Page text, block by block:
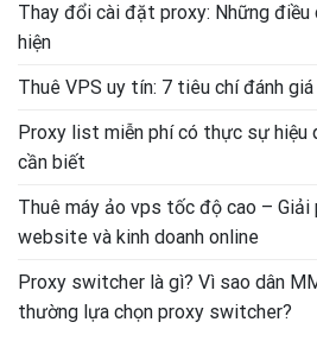
Thay đổi cài đặt proxy: Những
hiện
Thuê VPS uy tín: 7 tiêu chí đánh
Proxy list miễn phí có thực sự hiệu
cần biết
Thuê máy ảo vps tốc độ cao – Giải
website và kinh doanh online
Proxy switcher là gì? Vì sao dân
thường lựa chọn proxy switcher?